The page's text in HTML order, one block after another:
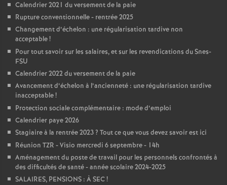
Calendrier 2021 du versement de la paie
Rupture conventionnelle - rentrée 2025
Changement d’échelon : une régularisation tardive non
acceptable!
Pour tout savoir sur les salaires, et sur les revendications du Snes-
FSU
Calendrier 2022 du versement de la paie
Avancement d’échelon à l’ancienneté : une régularisation tardive
inacceptable!
Protection sociale complémentaire : mode d’emploi
Calendrier paye 2026
Stagiaire à la rentrée 2023? Tout ce que vous devez savoir est ici
Réunion TZR - Visio mercredi 6 septembre - 14h
Aménagement du poste de travail pour les personnels confrontés à
des difficultés de santé - année scolaire 2024-2025
SALAIRES, PENSIONS : À SEC!